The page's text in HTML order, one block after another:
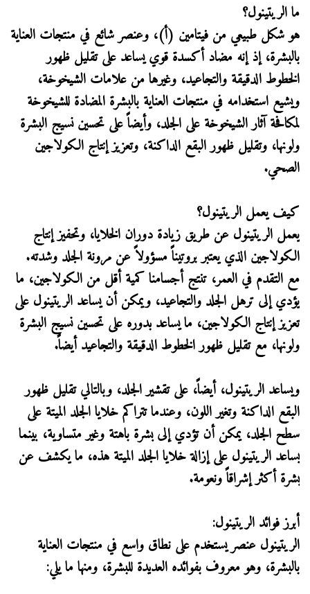
ما الريتينول؟
هو شكل طبيعي من فيتامين (أ)، وعنصر شائع في منتجات العناية
بالبشرة، إذ إنه مضاد أكسدة قوي يساعد على تقليل ظهور
الخطوط الدقيقة والتجاعيد، وغيرها من علامات الشيخوخة،
ويشيع استخدامه في منتجات العناية بالبشرة المضادة للشيخوخة
لمكافحة آثار الشيخوخة على الجلد، وأيضاً على تحسين نسيج البشرة
ولونها، وتقليل ظهور البقع الداكنة، وتعزيز إنتاج الكولاجين
الصحي.
كيف يعمل الريتينول؟
يعمل الريتينول عن طريق زيادة دوران الخلايا، وتحفيز إنتاج
الكولاجين الذي يعتبر بروتيناً مسؤولاً عن مرونة الجلد وشدته.
مع التقدم في العمر، تنتج أجسامنا كمية أقل من الكولاجين، ما
يؤدي إلى ترهل الجلد والتجاعيد، ويمكن أن يساعد الريتينول على
تعزيز إنتاج الكولاجين، ما يساعد بدوره على تحسين نسيج البشرة
ولونها، مع تقليل ظهور الخطوط الدقيقة والتجاعيد أيضاً.
ويساعد الريتينول، أيضاً، على تقشير الجلد، وبالتالي تقليل ظهور
البقع الداكنة وتغير اللون، وعندما تتراكم خلايا الجلد الميتة على
سطح الجلد، يمكن أن تؤدي إلى بشرة باهتة وغير متساوية، بينما
يساعد الريتينول على إزالة خلايا الجلد الميتة هذه، ما يكشف عن
بشرة أكثر إشراقاً ونعومة.
أبرز فوائد الريتينول:
الريتينول عنصر يستخدم على نطاق واسع في منتجات العناية
بالبشرة، وهو معروف بفوائده العديدة للبشرة، ومنها ما يلي: